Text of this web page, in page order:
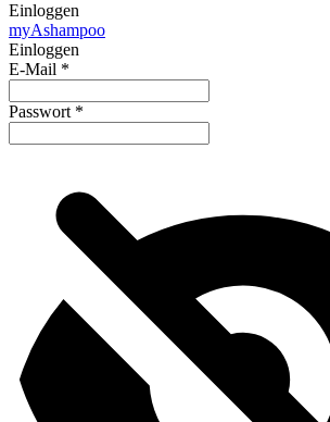
Einloggen
myAshampoo
Einloggen
E-Mail *
Passwort *